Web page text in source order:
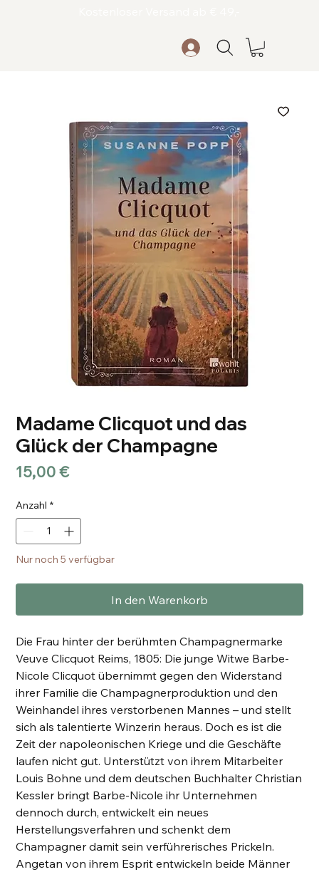
Madame Clicquot und das
Glück der Champagne
15,00 €Preis
Anzahl *
Nur noch 5 verfügbar
In den Warenkorb
Die Frau hinter der berühmten Champagnermarke
Veuve Clicquot Reims, 1805: Die junge Witwe Barbe-
Nicole Clicquot übernimmt gegen den Widerstand
ihrer Familie die Champagnerproduktion und den
Weinhandel ihres verstorbenen Mannes – und stellt
sich als talentierte Winzerin heraus. Doch es ist die
Zeit der napoleonischen Kriege und die Geschäfte
laufen nicht gut. Unterstützt von ihrem Mitarbeiter
Louis Bohne und dem deutschen Buchhalter Christian
Kessler bringt Barbe-Nicole ihr Unternehmen
dennoch durch, entwickelt ein neues
Herstellungsverfahren und schenkt dem
Champagner damit sein verführerisches Prickeln.
Angetan von ihrem Esprit entwickeln beide Männer